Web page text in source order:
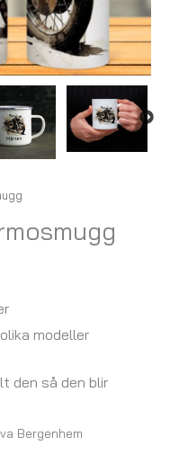
modeller
den så den blir
Bergenhem